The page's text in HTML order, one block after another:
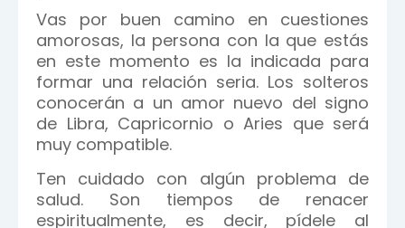
Vas por buen camino en cuestiones
amorosas, la persona con la que estás
en este momento es la indicada para
formar una relación seria. Los solteros
conocerán a un amor nuevo del signo
de Libra, Capricornio o Aries que será
muy compatible.
Ten cuidado con algún problema de
salud. Son tiempos de renacer
espiritualmente, es decir, pídele al